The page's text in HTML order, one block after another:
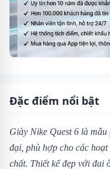
Đặc điểm nổi bật
Giày Nike Quest 6 là
đại, phù hợp cho các
chất. Thiết kế đẹp với đai